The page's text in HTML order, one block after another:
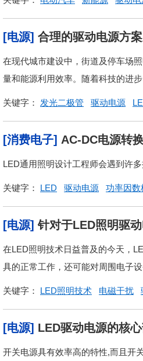
[电源] 合理的驱动电源方
在现代城市建设中，街道及停车场
量和能源利用效率。随着科技的进
关键字： 发光二极管 驱动电源
[消费电子] AC-DC电源转
LED通用照明设计工程师会遇到许
关键字： LED 驱动电源 功率因数
[电源] 针对于LED照明驱
在LED照明技术日益普及的今天，
具的正常工作，还可能对周围电子
关键字： LED照明技术 电磁干扰
[电源] LED驱动电源的核
开关电源具有效率高的特性,而且开